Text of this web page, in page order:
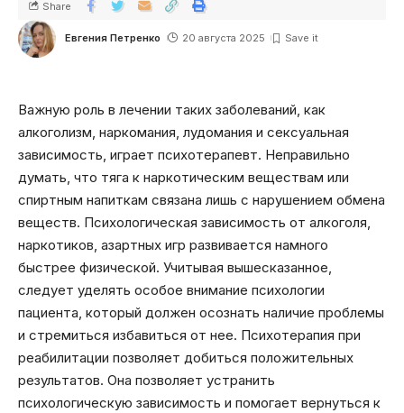
Евгения Петренко 20 августа 2025
Share
Важную роль в лечении таких заболеваний, как
алкоголизм, наркомания, лудомания и сексуальная
зависимость, играет психотерапевт. Неправильно
думать, что тяга к наркотическим веществам или
спиртным напиткам связана лишь с нарушением обмена
веществ. Психологическая зависимость от алкоголя,
наркотиков, азартных игр развивается намного
быстрее физической. Учитывая вышесказанное,
следует уделять особое внимание психологии
пациента, который должен осознать наличие проблемы
и стремиться избавиться от нее. Психотерапия при
реабилитации позволяет добиться положительных
результатов. Она позволяет устранить
психологическую зависимость и помогает вернуться к